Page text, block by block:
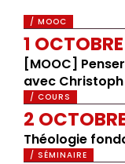
/ MOOC
1
[MOOC]
avec
/ COURS
2
Théologie
/ SÉMINAIRE